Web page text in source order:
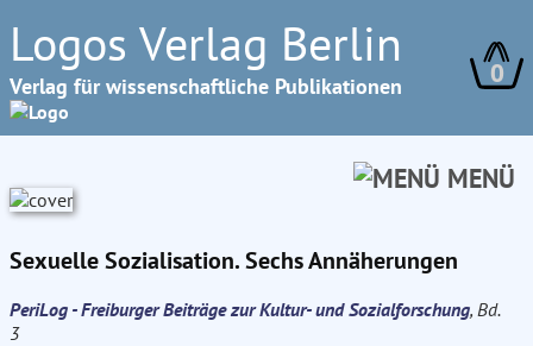
Logos Verlag Berlin
Verlag für wissenschaftliche Publikationen 0
MENÜ
Sexuelle Sozialisation. Sechs Annäherungen
PeriLog - Freiburger Beiträge zur Kultur- und Sozialforschung, Bd.
3